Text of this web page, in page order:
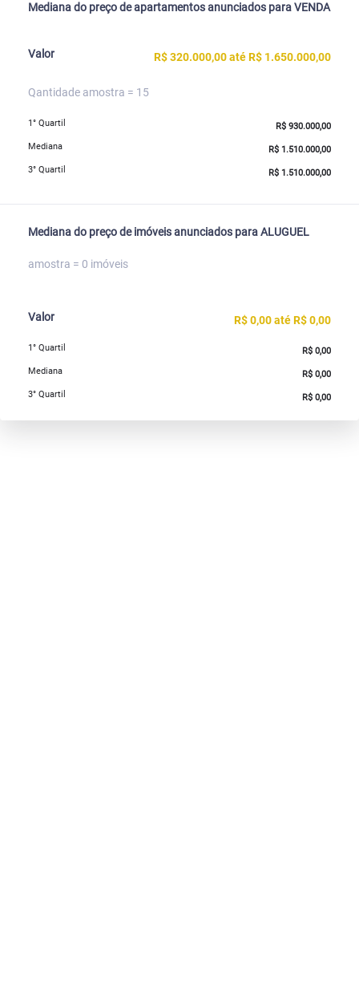
Mediana do preço de apartamentos anunciados para VENDA
Valor R$ 320.000,00 até R$ 1.650.000,00
Qantidade amostra = 15
1° Quartil
R$ 930.000,00
Mediana
R$ 1.510.000,00
3° Quartil
R$ 1.510.000,00
Mediana do preço de imóveis anunciados para ALUGUEL
amostra = 0 imóveis
Valor R$ 0,00 até R$ 0,00
1° Quartil
R$ 0,00
Mediana
R$ 0,00
3° Quartil
R$ 0,00